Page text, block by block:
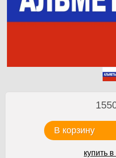
В корзину
купить